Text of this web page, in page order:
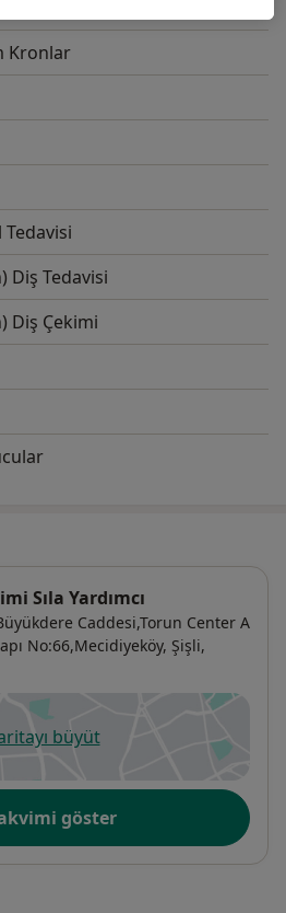
Kronlar
Diş Tedavisi
Diş Çekimi
Sıla Yardımcı
Caddesi,Torun Center A
No:66,Mecidiyeköy, Şişli,
büyüt
yeni bir sekmede açılır
göster